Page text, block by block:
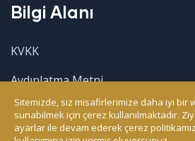
Sitemizde, siz misafirlerimize daha iyi bir
sunabilmek için çerez kullanılmaktadır.
ayarlar ile devam ederek çerez
Bilgi Alanı
KVKK
Aydınlatma Metni
Çerez Aydınlatma Metni